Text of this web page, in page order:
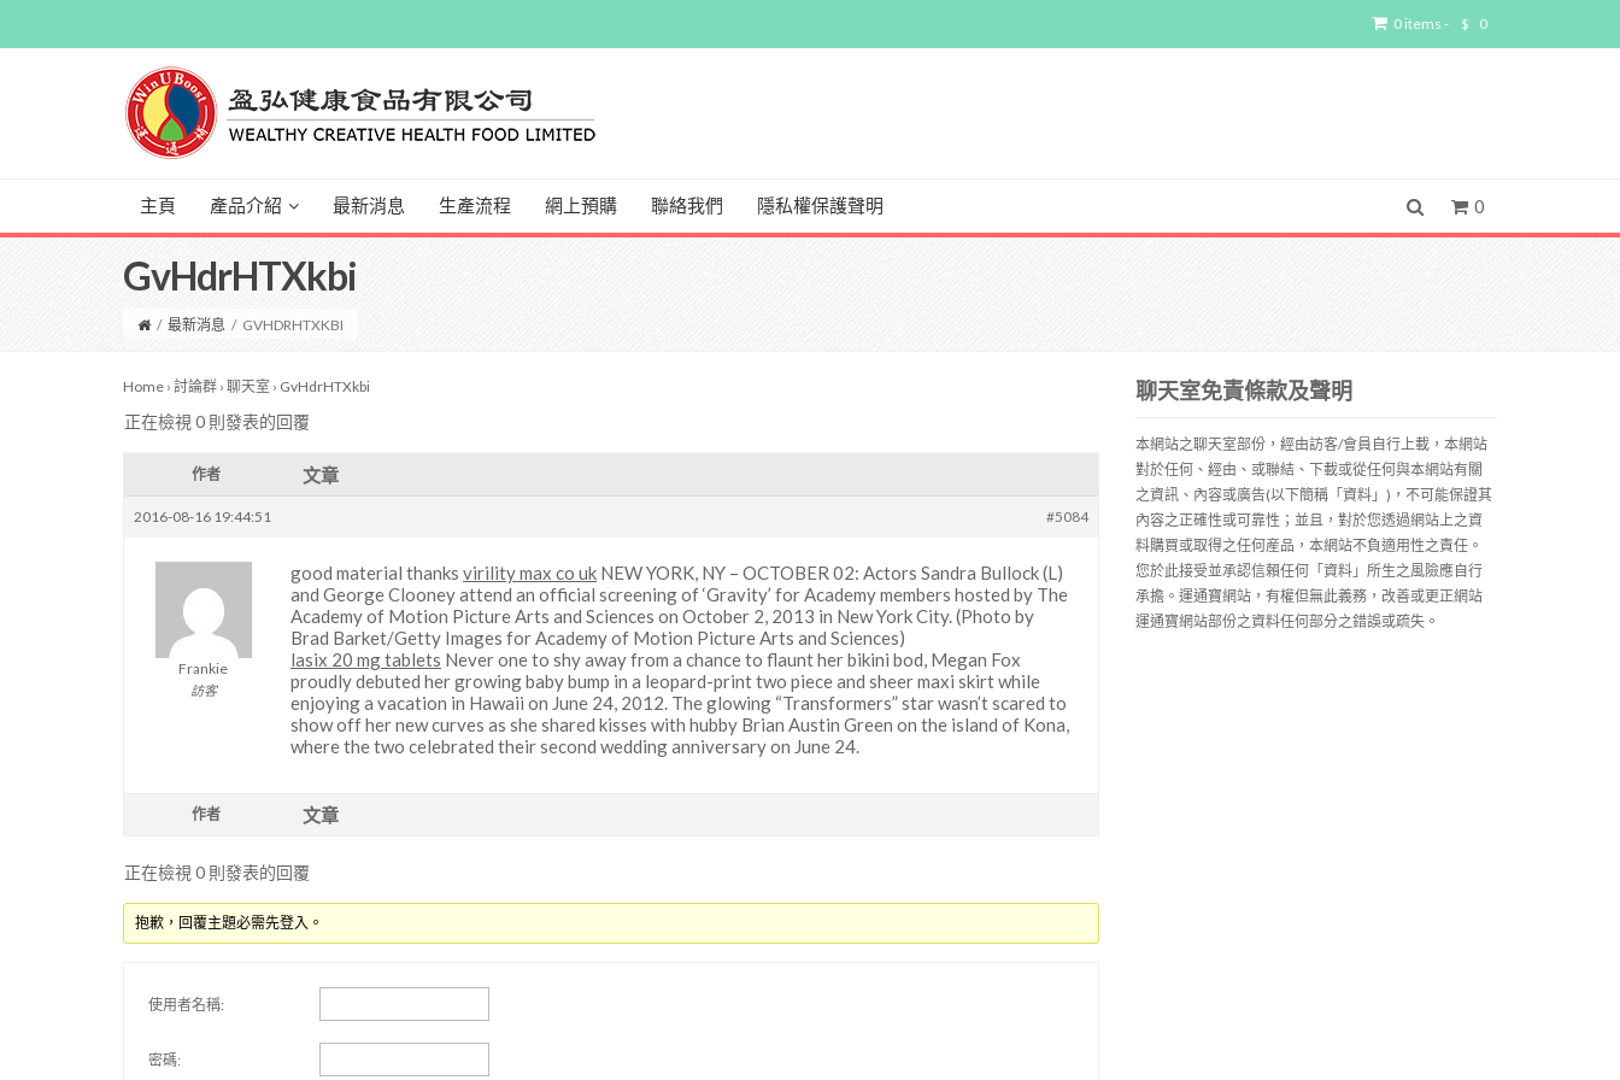
0 items - $ 0
主頁 產品介紹 最新消息 生產流程 網上預購 聯絡我們 隱私權保護聲明 0
GvHdrHTXkbi
/ 最新消息 / GVHDRHTXKBI
Home › 討論群 › 聊天室 › GvHdrHTXkbi
正在檢視 0 則發表的回覆
作者 文章
2016-08-16 19:44:51 #5084
Frankie
訪客
good material thanks virility max co uk NEW YORK, NY – OCTOBER 02: Actors Sandra Bullock (L)
and George Clooney attend an official screening of ‘Gravity’ for Academy members hosted by The
Academy of Motion Picture Arts and Sciences on October 2, 2013 in New York City. (Photo by
Brad Barket/Getty Images for Academy of Motion Picture Arts and Sciences)
lasix 20 mg tablets Never one to shy away from a chance to flaunt her bikini bod, Megan Fox
proudly debuted her growing baby bump in a leopard-print two piece and sheer maxi skirt while
enjoying a vacation in Hawaii on June 24, 2012. The glowing “Transformers” star wasn’t scared to
show off her new curves as she shared kisses with hubby Brian Austin Green on the island of Kona,
where the two celebrated their second wedding anniversary on June 24.
作者 文章
正在檢視 0 則發表的回覆
抱歉，回覆主題必需先登入。
使用者名稱:
密碼:
聊天室免責條款及聲明
本網站之聊天室部份，經由訪客/會員自行上載，本網站
對於任何、經由、或聯結、下載或從任何與本網站有關
之資訊、內容或廣告(以下簡稱「資料」)，不可能保證其
內容之正確性或可靠性；並且，對於您透過網站上之資
料購買或取得之任何産品，本網站不負適用性之責任。
您於此接受並承認信賴任何「資料」所生之風險應自行
承擔。運通寶網站，有權但無此義務，改善或更正網站
運通寶網站部份之資料任何部分之錯誤或疏失。